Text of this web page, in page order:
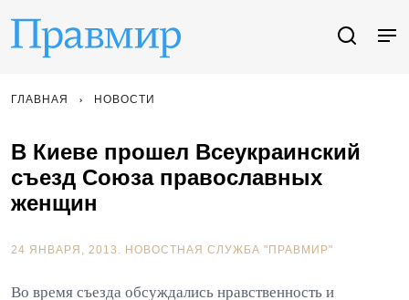
ГЛАВНАЯ НОВОСТИ
В Киеве прошел Всеукраинский
съезд Союза православных
женщин
24 ЯНВАРЯ, 2013. НОВОСТНАЯ СЛУЖБА "ПРАВМИР"
Во время съезда обсуждались нравственность и